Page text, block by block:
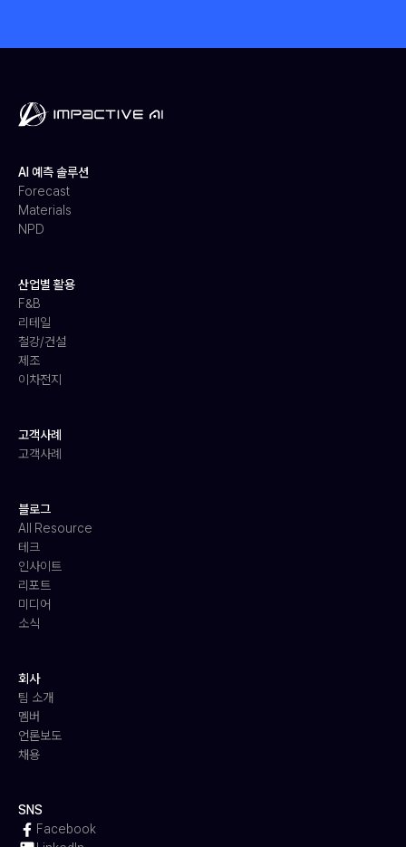
AI 예측 솔루션
Forecast
Materials
NPD
산업별 활용
F&B
리테일
철강/건설
제조
이차전지
고객사례
고객사례
블로그
All Resource
테크
인사이트
리포트
미디어
소식
회사
팀 소개
멤버
언론보도
채용
SNS
Facebook